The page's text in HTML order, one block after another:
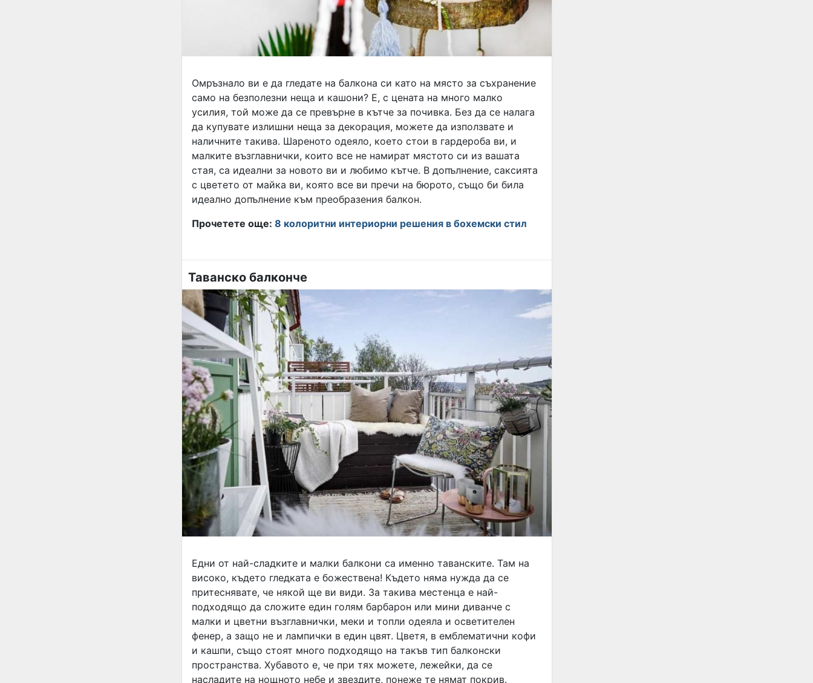
Омръзнало ви е да гледате на балкона си като на място за съхранение
само на безполезни неща и кашони? Е, с цената на много малко
усилия, той може да се превърне в кътче за почивка. Без да се налага
да купувате излишни неща за декорация, можете да използвате и
наличните такива. Шареното одеяло, което стои в гардероба ви, и
малките възглавнички, които все не намират мястото си из вашата
стая, са идеални за новото ви и любимо кътче. В допълнение, саксията
с цветето от майка ви, която все ви пречи на бюрото, също би била
идеално допълнение към преобразения балкон.
Прочетете още: 8 колоритни интериорни решения в бохемски стил
Таванско балконче
Едни от най-сладките и малки балкони са именно таванските. Там на
високо, където гледката е божествена! Където няма нужда да се
притеснявате, че някой ще ви види. За такива местенца е най-
подходящо да сложите един голям барбарон или мини диванче с
малки и цветни възглавнички, меки и топли одеяла и осветителен
фенер, а защо не и лампички в един цвят. Цветя, в емблематични кофи
и кашпи, също стоят много подходящо на такъв тип балконски
пространства. Хубавото е, че при тях можете, лежейки, да се
насладите на нощното небе и звездите, понеже те нямат покрив.